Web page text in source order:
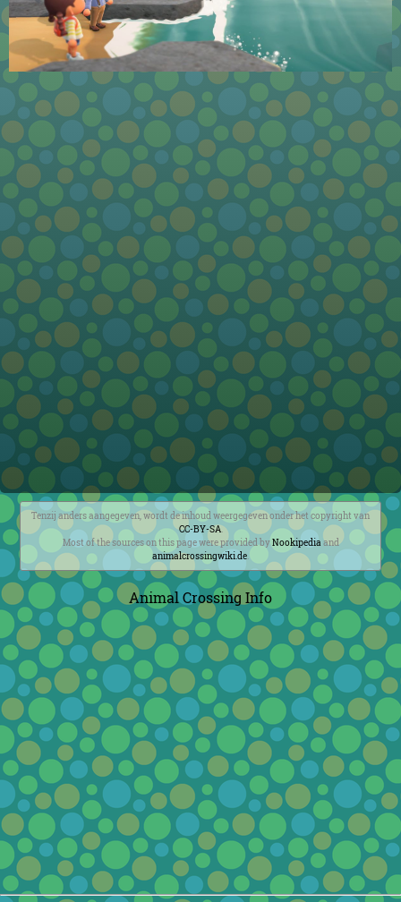
Tenzij anders aangegeven, wordt de inhoud weergegeven onder het copyright van
CC-BY-SA.
Most of the sources on this page were provided byNookipedia and
animalcrossingwiki.de.
Animal Crossing Info